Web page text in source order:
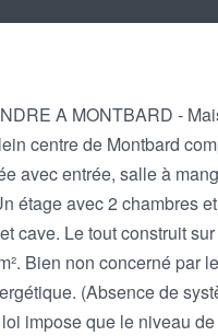
A MONTBARD -
centre de Montbard
avec entrée, salle à
étage avec 2 chambres
cave. Le tout construit
Bien non concerné par le
(Absence de
impose que le niveau de